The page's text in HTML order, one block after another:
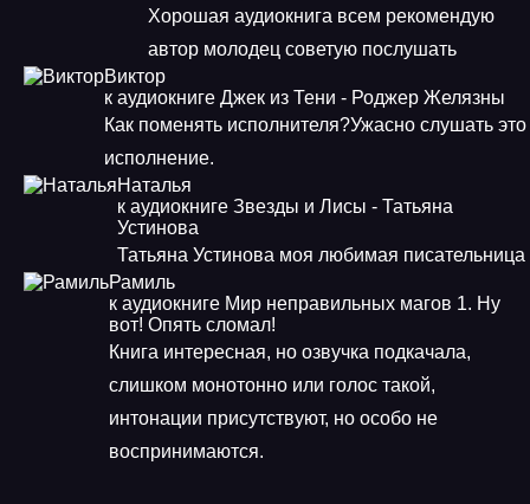
Хорошая аудиокнига всем рекомендую
автор молодец советую послушать
Виктор
к аудиокниге Джек из Тени - Роджер Желязны
Как поменять исполнителя?Ужасно слушать это
исполнение.
Наталья
к аудиокниге Звезды и Лисы - Татьяна
Устинова
Татьяна Устинова моя любимая писательница
Рамиль
к аудиокниге Мир неправильных магов 1. Ну
вот! Опять сломал!
Книга интересная, но озвучка подкачала,
слишком монотонно или голос такой,
интонации присутствуют, но особо не
воспринимаются.